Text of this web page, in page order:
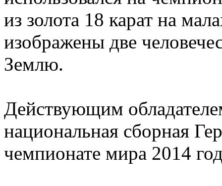
из золота 18 карат на
изображены две
Землю.
Действующим
национальная сборная
чемпионате мира 2014